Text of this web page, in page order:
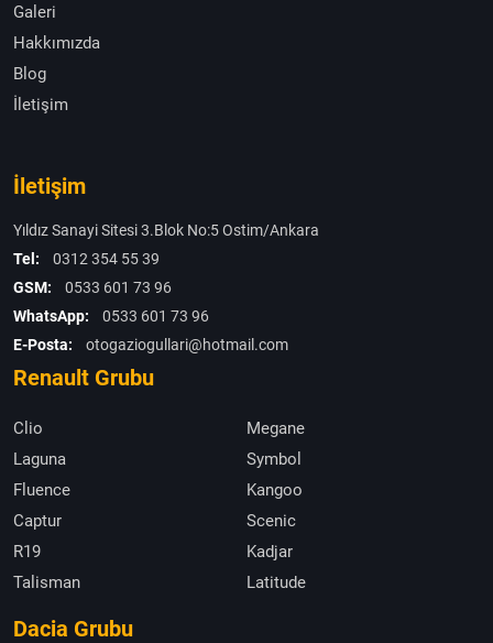
Galeri
Hakkımızda
Blog
İletişim
İletişim
Yıldız Sanayi Sitesi 3.Blok No:5 Ostim/Ankara
Tel:
0312 354 55 39
GSM:
0533 601 73 96
WhatsApp:
0533 601 73 96
E-Posta:
otogaziogullari@hotmail.com
Renault Grubu
Clio
Megane
Laguna
Symbol
Fluence
Kangoo
Captur
Scenic
R19
Kadjar
Talisman
Latitude
Dacia Grubu